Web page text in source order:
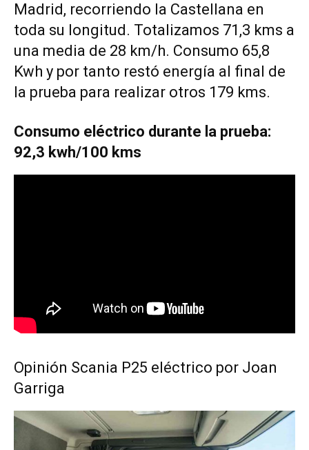
Madrid, recorriendo la Castellana en
toda su longitud. Totalizamos 71,3 kms a
una media de 28 km/h. Consumo 65,8
Kwh y por tanto restó energía al final de
la prueba para realizar otros 179 kms.
Consumo eléctrico durante la prueba:
92,3 kwh/100 kms
Opinión Scania P25 eléctrico por Joan
Garriga